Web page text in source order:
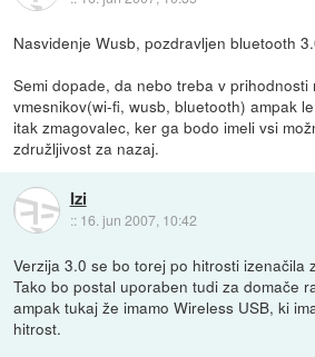
Nasvidenje Wusb, pozdravljen bluetooth
Semi dopade, da nebo treba v prihodnosti
vmesnikov(wi-fi, wusb, bluetooth) ampak
itak zmagovalec, ker ga bodo imeli vsi
združljivost za nazaj.
Izi
:: 16. jun 2007, 10:42
Verzija 3.0 se bo torej po hitrosti izenačila
Tako bo postal uporaben tudi za domače
ampak tukaj že imamo Wireless USB, ki
hitrost.